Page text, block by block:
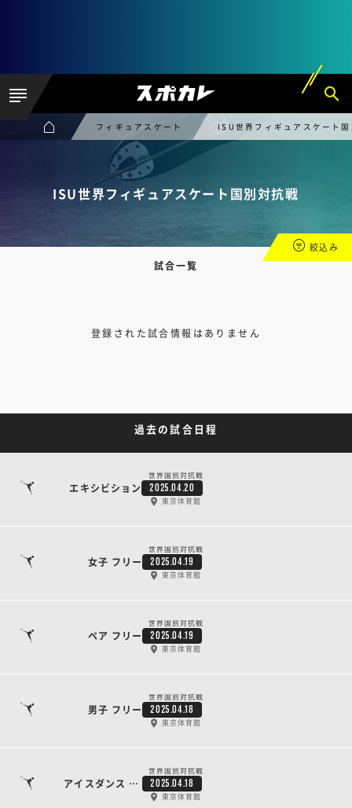
フィギュアスケート ISU世界フィギュアスケート
ISU世界フィギュアスケート国別対抗戦
試合一覧
絞込み
登録された試合情報はありません
過去の試合日程
世界国別対抗戦
エキシビション 2025.04.20
東京体育館
世界国別対抗戦
女子 フリー 2025.04.19
東京体育館
世界国別対抗戦
ペア フリー 2025.04.19
東京体育館
世界国別対抗戦
男子 フリー 2025.04.18
東京体育館
世界国別対抗戦
アイスダンス フリー 2025.04.18
東京体育館